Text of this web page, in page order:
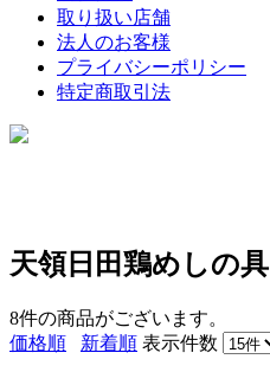
取り扱い店舗
法人のお客様
プライバシーポリシー
特定商取引法
天領日田鶏めしの具
8件の商品がございます。
価格順
新着順 表示件数